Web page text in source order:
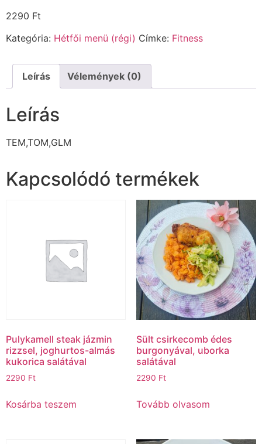
2290 Ft
Kategória: Hétfői menü (régi) Címke: Fitness
Leírás Vélemények (0)
Leírás
TEM,TOM,GLM
Kapcsolódó termékek
Pulykamell steak jázmin
rizzsel, joghurtos-almás
kukorica salátával
2290 Ft
Kosárba teszem
Sült csirkecomb édes
burgonyával, uborka
salátával
2290 Ft
Tovább olvasom